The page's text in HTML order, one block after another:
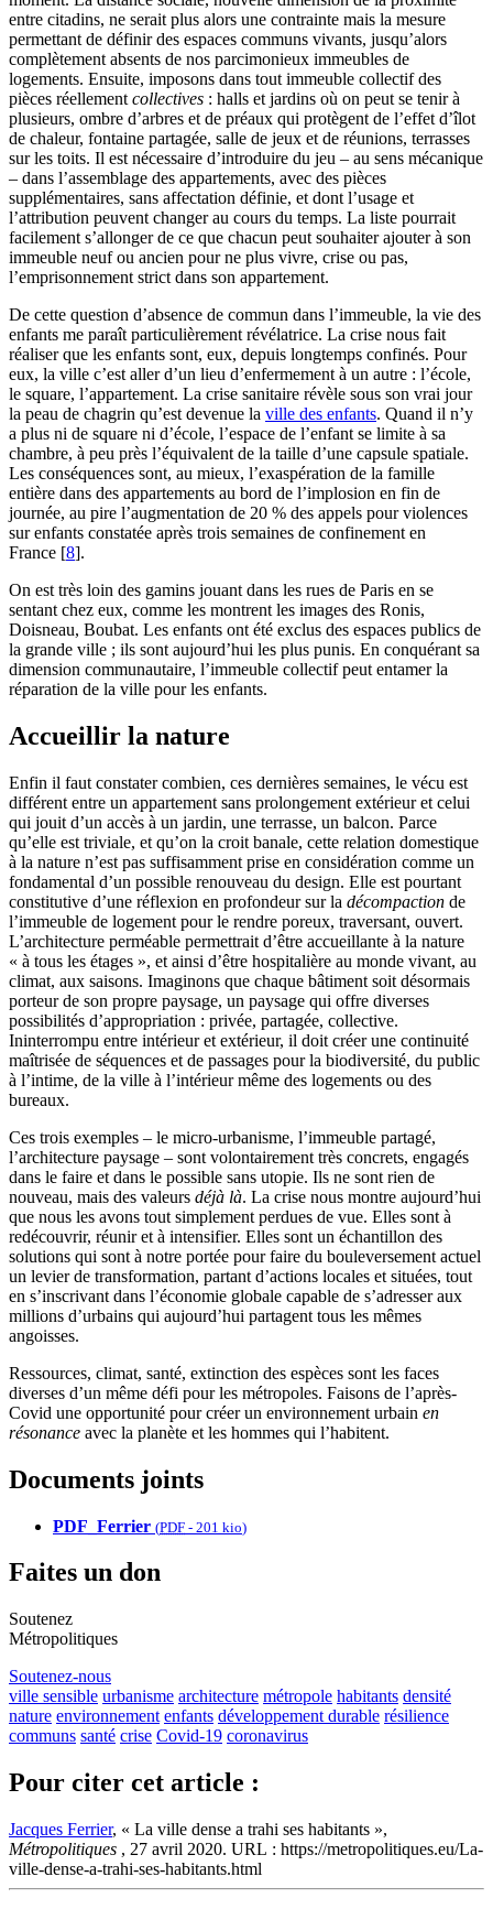
entre citadins, ne serait plus alors une contrainte mais la mesure
permettant de définir des espaces communs vivants, jusqu’alors
complètement absents de nos parcimonieux immeubles de
logements. Ensuite, imposons dans tout immeuble collectif des
pièces réellement collectives : halls et jardins où on peut se tenir à
plusieurs, ombre d’arbres et de préaux qui protègent de l’effet d’îlot
de chaleur, fontaine partagée, salle de jeux et de réunions, terrasses
sur les toits. Il est nécessaire d’introduire du jeu – au sens mécanique
– dans l’assemblage des appartements, avec des pièces
supplémentaires, sans affectation définie, et dont l’usage et
l’attribution peuvent changer au cours du temps. La liste pourrait
facilement s’allonger de ce que chacun peut souhaiter ajouter à son
immeuble neuf ou ancien pour ne plus vivre, crise ou pas,
l’emprisonnement strict dans son appartement.
De cette question d’absence de commun dans l’immeuble, la vie des
enfants me paraît particulièrement révélatrice. La crise nous fait
réaliser que les enfants sont, eux, depuis longtemps confinés. Pour
eux, la ville c’est aller d’un lieu d’enfermement à un autre : l’école,
le square, l’appartement. La crise sanitaire révèle sous son vrai jour
la peau de chagrin qu’est devenue la ville des enfants. Quand il n’y
a plus ni de square ni d’école, l’espace de l’enfant se limite à sa
chambre, à peu près l’équivalent de la taille d’une capsule spatiale.
Les conséquences sont, au mieux, l’exaspération de la famille
entière dans des appartements au bord de l’implosion en fin de
journée, au pire l’augmentation de 20 % des appels pour violences
sur enfants constatée après trois semaines de confinement en
France [8].
On est très loin des gamins jouant dans les rues de Paris en se
sentant chez eux, comme les montrent les images des Ronis,
Doisneau, Boubat. Les enfants ont été exclus des espaces publics de
la grande ville ; ils sont aujourd’hui les plus punis. En conquérant sa
dimension communautaire, l’immeuble collectif peut entamer la
réparation de la ville pour les enfants.
Accueillir la nature
Enfin il faut constater combien, ces dernières semaines, le vécu est
différent entre un appartement sans prolongement extérieur et celui
qui jouit d’un accès à un jardin, une terrasse, un balcon. Parce
qu’elle est triviale, et qu’on la croit banale, cette relation domestique
à la nature n’est pas suffisamment prise en considération comme un
fondamental d’un possible renouveau du design. Elle est pourtant
constitutive d’une réflexion en profondeur sur la décompaction de
l’immeuble de logement pour le rendre poreux, traversant, ouvert.
L’architecture perméable permettrait d’être accueillante à la nature
« à tous les étages », et ainsi d’être hospitalière au monde vivant, au
climat, aux saisons. Imaginons que chaque bâtiment soit désormais
porteur de son propre paysage, un paysage qui offre diverses
possibilités d’appropriation : privée, partagée, collective.
Ininterrompu entre intérieur et extérieur, il doit créer une continuité
maîtrisée de séquences et de passages pour la biodiversité, du public
à l’intime, de la ville à l’intérieur même des logements ou des
bureaux.
Ces trois exemples – le micro-urbanisme, l’immeuble partagé,
l’architecture paysage – sont volontairement très concrets, engagés
dans le faire et dans le possible sans utopie. Ils ne sont rien de
nouveau, mais des valeurs déjà là. La crise nous montre aujourd’hui
que nous les avons tout simplement perdues de vue. Elles sont à
redécouvrir, réunir et à intensifier. Elles sont un échantillon des
solutions qui sont à notre portée pour faire du bouleversement actuel
un levier de transformation, partant d’actions locales et situées, tout
en s’inscrivant dans l’économie globale capable de s’adresser aux
millions d’urbains qui aujourd’hui partagent tous les mêmes
angoisses.
Ressources, climat, santé, extinction des espèces sont les faces
diverses d’un même défi pour les métropoles. Faisons de l’après-
Covid une opportunité pour créer un environnement urbain en
résonance avec la planète et les hommes qui l’habitent.
Documents joints
PDF_Ferrier (PDF - 201 kio)
Faites un don
Soutenez
Métropolitiques
Soutenez-nous
ville sensible urbanisme architecture métropole habitants densité
nature environnement enfants développement durable résilience
communs santé crise Covid-19 coronavirus
Pour citer cet article :
Jacques Ferrier, « La ville dense a trahi ses habitants »,
Métropolitiques , 27 avril 2020. URL : https://metropolitiques.eu/La-
ville-dense-a-trahi-ses-habitants.html